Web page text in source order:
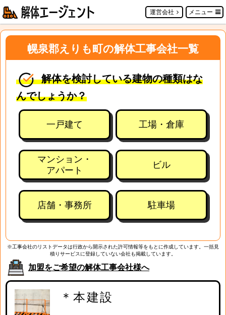
運営会社 メニュー
幌泉郡えりも町の解体工事会社一覧
解体を検討している建物の種類はな
んでしょうか？
一戸建て 工場・倉庫
マンション・
アパート
ビル
店舗・事務所 駐車場
※工事会社のリストデータは行政から開示された許可情報等をもとに作成しています。一括見
積りサービスに登録していない会社も掲載しています。
加盟をご希望の解体工事会社様へ
＊本建設